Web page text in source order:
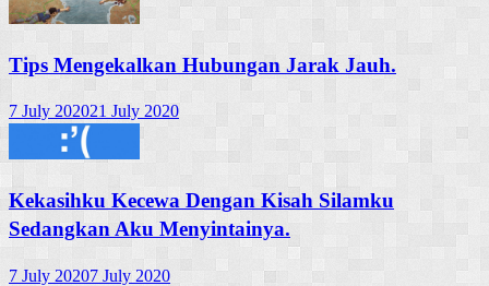
Tips Mengekalkan Hubungan Jarak Jauh.
7 July 202021 July 2020
Kekasihku Kecewa Dengan Kisah Silamku
Sedangkan Aku Menyintainya.
7 July 20207 July 2020